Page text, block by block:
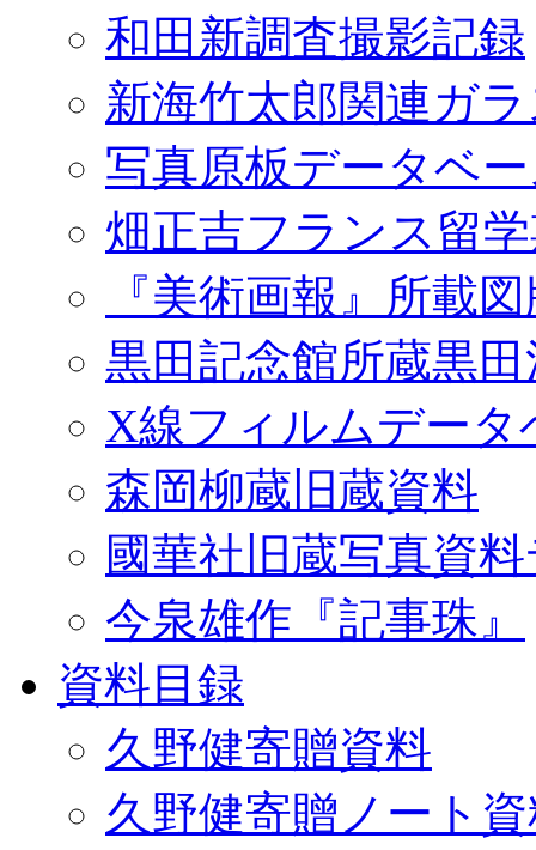
和田新調査撮影記録
新海竹太郎関連ガ
写真原板データベ
畑正吉フランス留
『美術画報』所載
黒田記念館所蔵黒
X線フィルムデータ
森岡柳蔵旧蔵資料
國華社旧蔵写真資
今泉雄作『記事珠』
資料目録
久野健寄贈資料
久野健寄贈ノート